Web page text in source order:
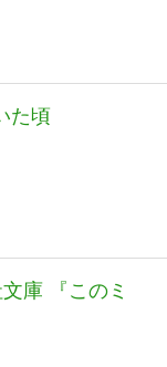
た頃
庫 『このミ